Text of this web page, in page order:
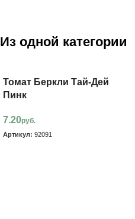
Из одной категории
Томат Беркли Тай-Дей
Пинк
7.20руб.
Артикул: 92091